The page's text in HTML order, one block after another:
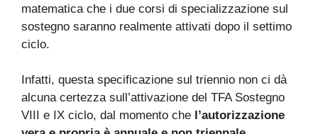
matematica che i due corsi di specializzazione sul
sostegno saranno realmente attivati dopo il settimo
ciclo.
Infatti, questa specificazione sul triennio non ci dà
alcuna certezza sull’attivazione del TFA Sostegno
VIII e IX ciclo, dal momento che l’autorizzazione